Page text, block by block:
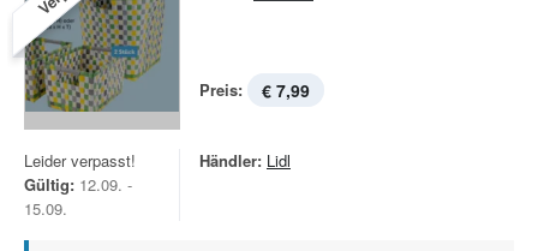
Preis: € 7,99
Leider verpasst!
Gültig: 12.09. -
15.09.
Händler: Lidl